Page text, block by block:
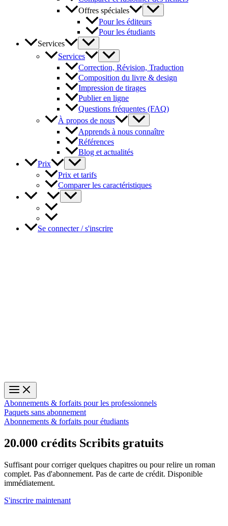
Offres spéciales
Pour les éditeurs
Pour les étudiants
Services
Services
Correction, Révision, Traduction
Composition du livre & design
Impression de tirages
Publier en ligne
Questions fréquentes (FAQ)
À propos de nous
Apprends à nous connaître
Références
Blog et actualités
Prix
Prix et tarifs
Comparer les caractéristiques
Se connecter / s'inscrire
Abonnements & forfaits pour les professionnels
Paquets sans abonnement
Abonnements & forfaits pour étudiants
20.000 crédits Scribits gratuits
Suffisant pour corriger quelques chapitres ou pour relire un roman
complet. Pas d'abonnement. Pas de carte de crédit. Disponible
immédiatement.
S'inscrire maintenant